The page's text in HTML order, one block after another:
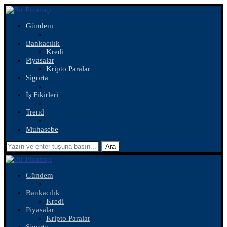
Gündem
Bankacılık
Kredi
Piyasalar
Kripto Paralar
Sigorta
İş Fikirleri
Trend
Muhasebe
Ara
Gündem
Bankacılık
Kredi
Piyasalar
Kripto Paralar